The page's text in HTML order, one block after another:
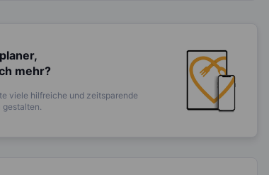
mehr?
viele hilfreiche und zeitsparende
gestalten.